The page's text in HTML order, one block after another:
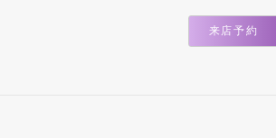
来店予約